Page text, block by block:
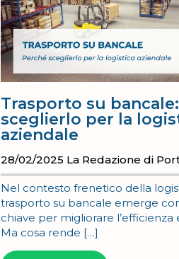
Trasporto su
sceglierlo per la
aziendale
28/02/2025 La Redazione di
Nel contesto frenetico della
trasporto su bancale emerge
chiave per migliorare
Ma cosa rende […]